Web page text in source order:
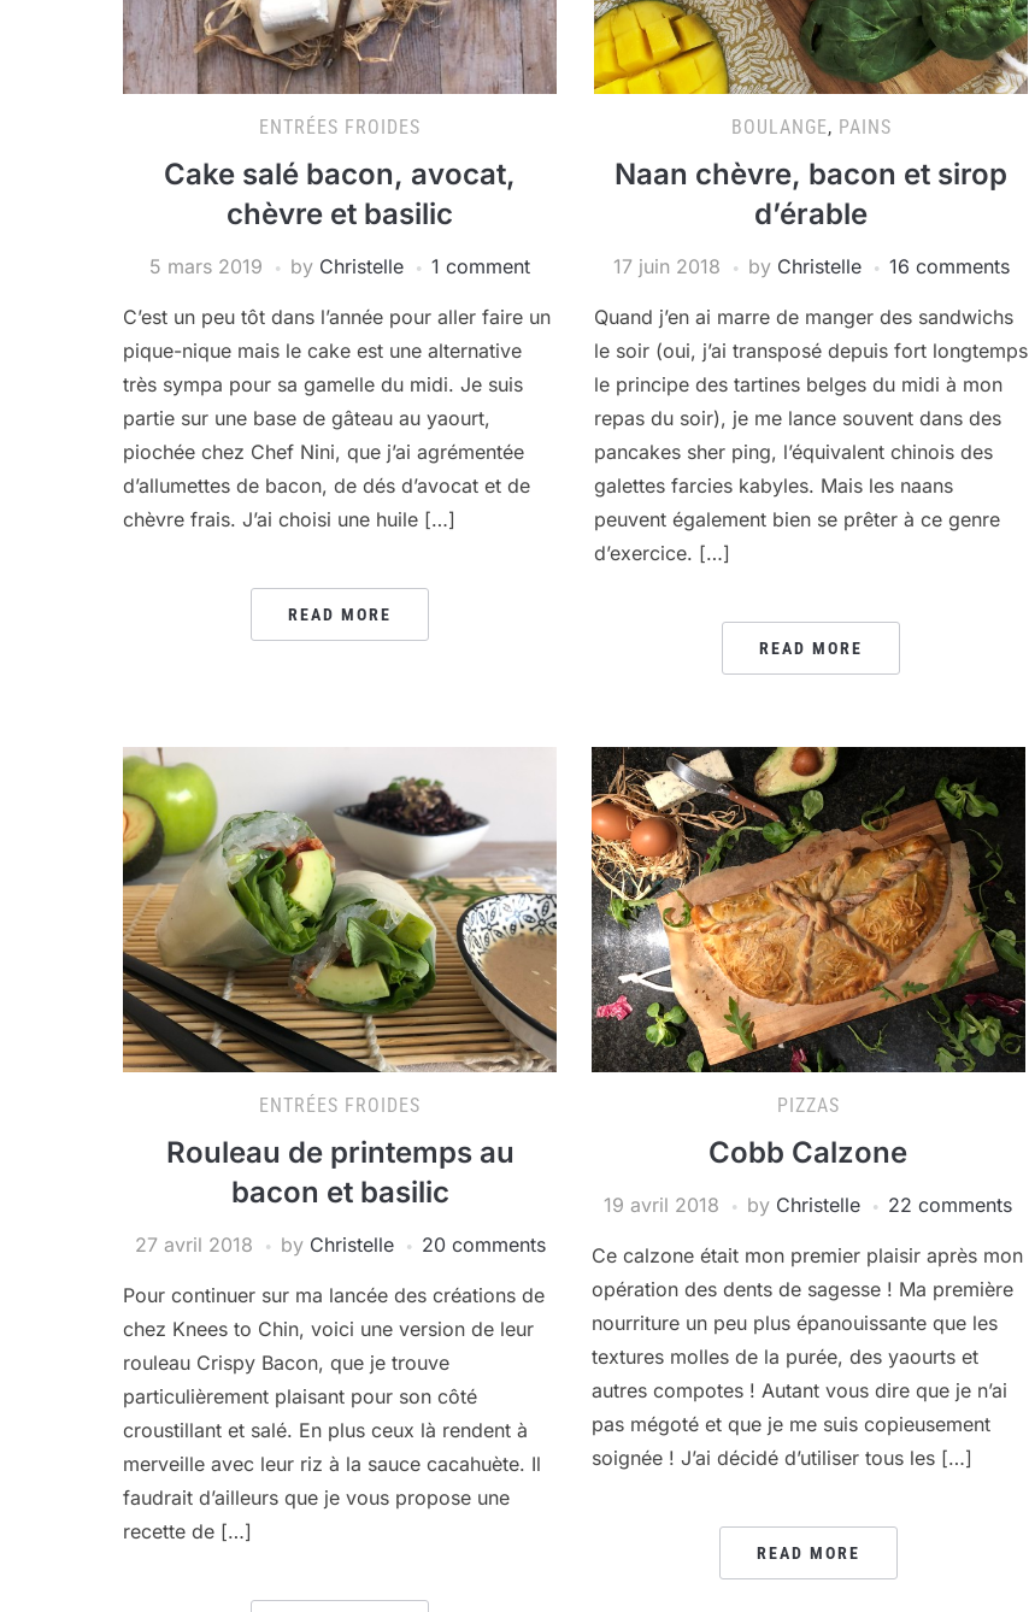
ENTRÉES FROIDES
Cake salé bacon, avocat,
chèvre et basilic
5 mars 2019 by Christelle 1 comment
C’est un peu tôt dans l’année pour aller faire un
pique-nique mais le cake est une alternative
très sympa pour sa gamelle du midi. Je suis
partie sur une base de gâteau au yaourt,
piochée chez Chef Nini, que j’ai agrémentée
d’allumettes de bacon, de dés d’avocat et de
chèvre frais. J’ai choisi une huile […]
READ MORE
BOULANGE, PAINS
Naan chèvre, bacon et sirop
d’érable
17 juin 2018 by Christelle 16 comments
Quand j’en ai marre de manger des sandwichs
le soir (oui, j’ai transposé depuis fort longtemps
le principe des tartines belges du midi à mon
repas du soir), je me lance souvent dans des
pancakes sher ping, l’équivalent chinois des
galettes farcies kabyles. Mais les naans
peuvent également bien se prêter à ce genre
d’exercice. […]
READ MORE
ENTRÉES FROIDES
Rouleau de printemps au
bacon et basilic
27 avril 2018 by Christelle 20 comments
Pour continuer sur ma lancée des créations de
chez Knees to Chin, voici une version de leur
rouleau Crispy Bacon, que je trouve
particulièrement plaisant pour son côté
croustillant et salé. En plus ceux là rendent à
merveille avec leur riz à la sauce cacahuète. Il
faudrait d’ailleurs que je vous propose une
recette de […]
PIZZAS
Cobb Calzone
19 avril 2018 by Christelle 22 comments
Ce calzone était mon premier plaisir après mon
opération des dents de sagesse ! Ma première
nourriture un peu plus épanouissante que les
textures molles de la purée, des yaourts et
autres compotes ! Autant vous dire que je n’ai
pas mégoté et que je me suis copieusement
soignée ! J’ai décidé d’utiliser tous les […]
READ MORE